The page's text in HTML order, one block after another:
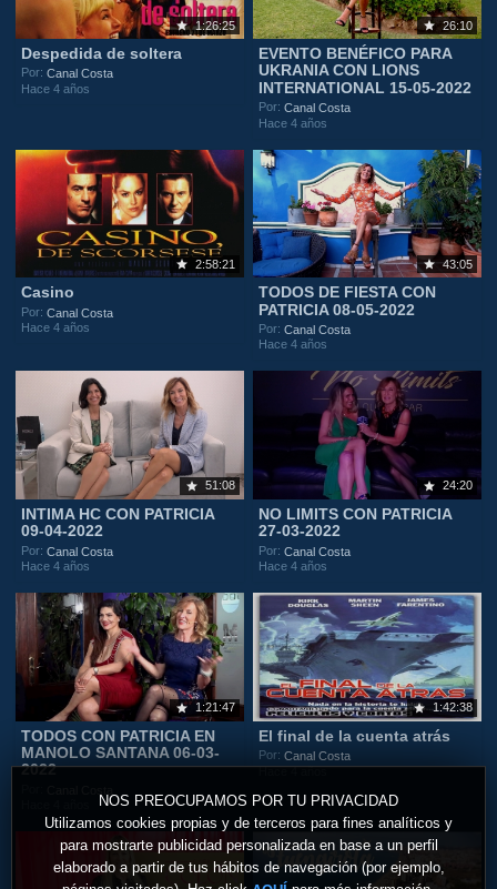
NOS PREOCUPAMOS POR TU PRIVACIDAD
Utilizamos cookies propias y de terceros para fines analíticos y
para mostrarte publicidad personalizada en base a un perfil
elaborado a partir de tus hábitos de navegación (por ejemplo,
1:26:25
Despedida de soltera
Por:Canal Costa
Hace 4 años
26:10
EVENTO BENÉFICO PARA
UKRANIA CON LIONS
INTERNATIONAL 15-05-2022
Por:Canal Costa
Hace 4 años
2:58:21
Casino
Por:Canal Costa
Hace 4 años
43:05
TODOS DE FIESTA CON
PATRICIA 08-05-2022
Por:Canal Costa
Hace 4 años
51:08
INTIMA HC CON PATRICIA
09-04-2022
Por:Canal Costa
Hace 4 años
24:20
NO LIMITS CON PATRICIA
27-03-2022
Por:Canal Costa
Hace 4 años
1:21:47
TODOS CON PATRICIA EN
MANOLO SANTANA 06-03-
2022
1:42:38
El final de la cuenta atrás
Por:Canal Costa
Hace 4 años